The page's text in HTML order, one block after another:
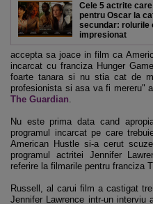
Cele 5 actrite
pentru Oscar la
secundar: rolurile
impresionat
accepta sa joace in film ca
incarcat cu franciza Hunger
foarte tanara si nu stia cat de
profesionista si asa va fi mereru"
The Guardian.
Nu este prima data cand
programul incarcat pe care
American Hustle si-a cerut
programul actritei Jennifer
referire la filmarile pentru franciza
Russell, al carui film a castigat
Jennifer Lawrence intr-un interviu